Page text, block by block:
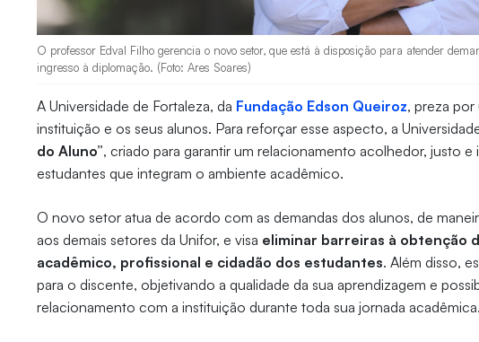
O professor Edval Filho gerencia o novo setor, que está à disposição para atender
ingresso à diplomação. (Foto: Ares Soares)
A Universidade de Fortaleza, da Fundação Edson Queiroz, preza
instituição e os seus alunos. Para reforçar esse aspecto, a
do Aluno”, criado para garantir um relacionamento acolhedor, justo
estudantes que integram o ambiente acadêmico.
O novo setor atua de acordo com as demandas dos alunos, de
aos demais setores da Unifor, e visa eliminar barreiras à obtenção
acadêmico, profissional e cidadão dos estudantes. Além disso,
para o discente, objetivando a qualidade da sua aprendizagem e
relacionamento com a instituição durante toda sua jornada acadêmica.